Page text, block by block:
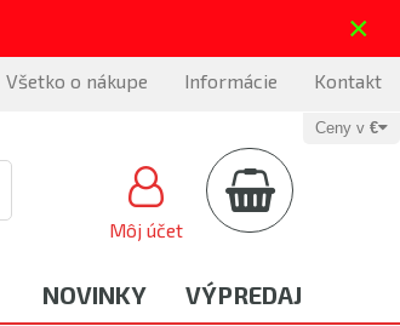
×
Všetko o nákupe Informácie Kontakt
Môj účet
Ceny v €
NOVINKY VÝPREDAJ